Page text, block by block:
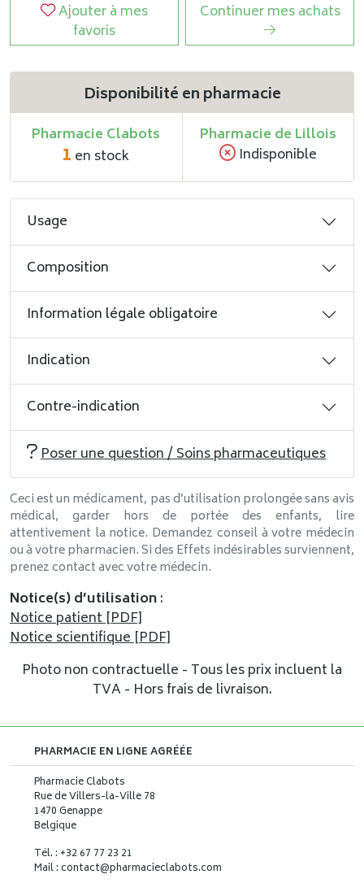
Ajouter à mes
favoris
Continuer mes achats
Disponibilité en pharmacie
Pharmacie Clabots
1 en stock
Pharmacie de Lillois
Indisponible
Usage
Composition
Information légale obligatoire
Indication
Contre-indication
Poser une question / Soins pharmaceutiques
Ceci est un médicament, pas d’utilisation prolongée sans avis
médical, garder hors de portée des enfants, lire
attentivement la notice. Demandez conseil à votre médecin
ou à votre pharmacien. Si des Effets indésirables surviennent,
prenez contact avec votre médecin.
Notice(s) d’utilisation:
Notice patient [PDF]
Notice scientifique [PDF]
Photo non contractuelle - Tous les prix incluent la
TVA - Hors frais de livraison.
PHARMACIE EN LIGNE AGRÉÉE
Pharmacie Clabots
Rue de Villers-la-Ville 78
1470 Genappe
Belgique
Tél. : +32 67 77 23 21
Mail : contact@pharmacieclabots.com